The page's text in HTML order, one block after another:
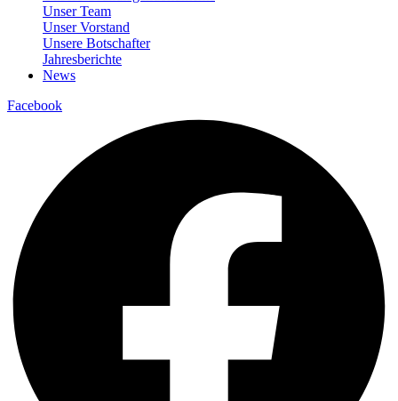
Unser Team
Unser Vorstand
Unsere Botschafter
Jahresberichte
News
Facebook